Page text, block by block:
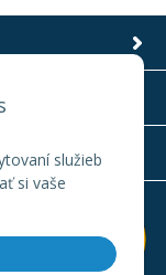
služieb
si vaše